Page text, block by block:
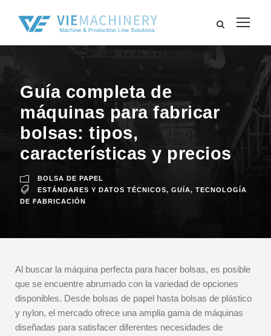
Guía completa de
máquinas para fabricar
bolsas: tipos,
características y precios
BOLSA DE PAPEL
ESTÁNDARES Y DATOS TÉCNICOS, GUÍA, TECNOLOGÍA
DE FABRICACIÓN
Al buscar la máquina perfecta para hacer bolsas, es posible
que se encuentre abrumado con la variedad de opciones
disponibles. Desde bolsas de papel hasta bolsas de plástico
y nylon, el mercado ofrece una amplia gama de máquinas
diseñadas para satisfacer diferentes necesidades de